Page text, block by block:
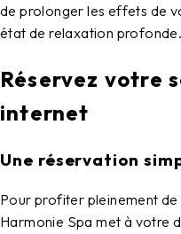
de prolonger les effets de
état de relaxation profonde.
Réservez votre
internet
Une réservation
Pour profiter pleinement
Harmonie Spa met à votre